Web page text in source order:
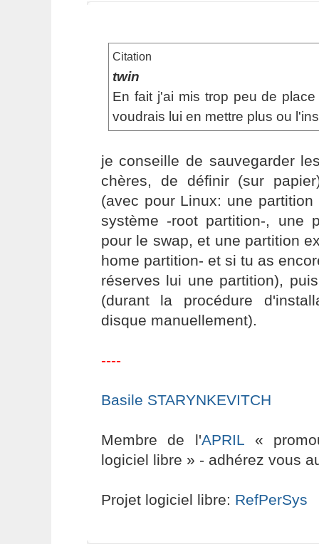
Citation
twin
En fait j'ai mis trop peu de
voudrais lui en mettre plus ou
je conseille de sauvegarder
chères, de définir (sur
(avec pour Linux: une
système -root partition-, une
pour le swap, et une partition
home partition- et si tu as
réserves lui une partition),
(durant la procédure
disque manuellement).
----
Basile STARYNKEVITCH
Membre de l'APRIL «
logiciel libre » - adhérez vous
Projet logiciel libre: RefPerSys